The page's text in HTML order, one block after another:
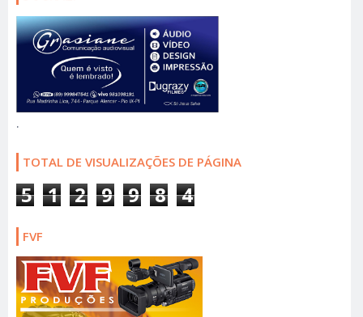
.
TOTAL DE VISUALIZAÇÕES DE PÁGINA
5 1 2 9 9 8 4
FVF